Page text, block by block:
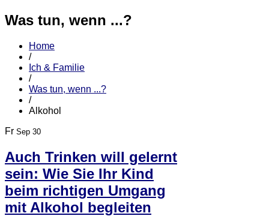
Was tun, wenn ...?
Home
/
Ich & Familie
/
Was tun, wenn ...?
/
Alkohol
Fr Sep 30
Auch Trinken will gelernt
sein: Wie Sie Ihr Kind
beim richtigen Umgang
mit Alkohol begleiten